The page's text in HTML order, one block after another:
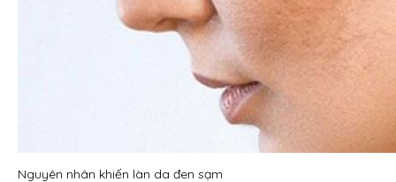
Nguyên nhân khiến làn da đen sạm